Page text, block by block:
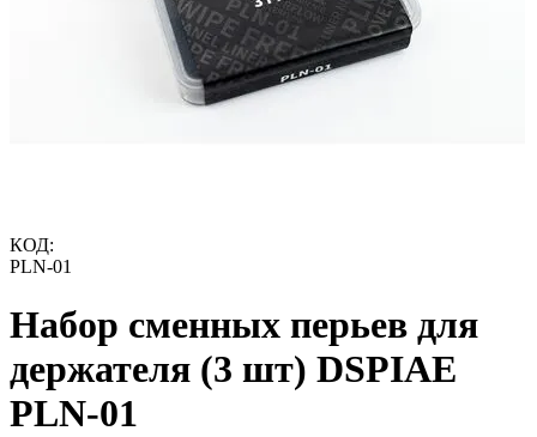
КОД:
PLN-01
Набор сменных перьев для
держателя (3 шт) DSPIAE
PLN-01